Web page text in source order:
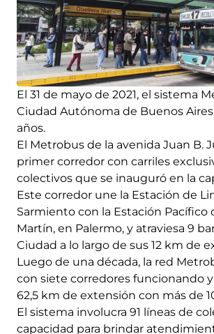
El 31 de mayo de 2021, el sistema
Ciudad Autónoma de Buenos
años.
El Metrobus de la avenida Juan B.
primer corredor con carriles
colectivos que se inauguró en la
Este corredor une la Estación de
Sarmiento con la Estación Pacífico
Martín, en Palermo, y atraviesa 9
Ciudad a lo largo de sus 12 km de
Luego de una década, la red
con siete corredores funcionando y
62,5 km de extensión con más de
El sistema involucra 91 líneas de
capacidad para brindar